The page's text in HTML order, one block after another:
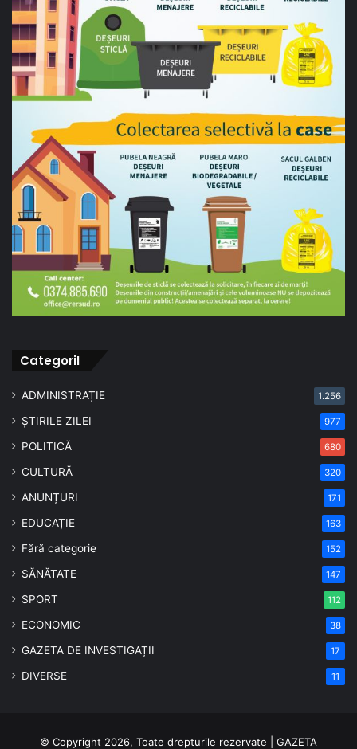
CategoriI
ADMINISTRAȚIE 1.256
ȘTIRILE ZILEI 977
POLITICĂ 680
CULTURĂ 320
ANUNȚURI 171
EDUCAȚIE 163
Fără categorie 152
SĂNĂTATE 147
SPORT 112
ECONOMIC 38
GAZETA DE INVESTIGAȚII 17
DIVERSE 11
© Copyright 2026, Toate drepturile rezervate | GAZETA